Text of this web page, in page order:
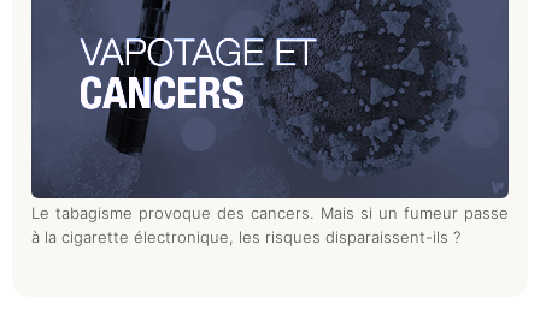
Le tabagisme provoque des cancers. Mais si un fumeur passe
à la cigarette électronique, les risques disparaissent-ils ?